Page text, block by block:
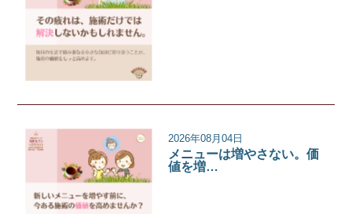
2026年08月04日
メニューは増やさない。価
値を増…